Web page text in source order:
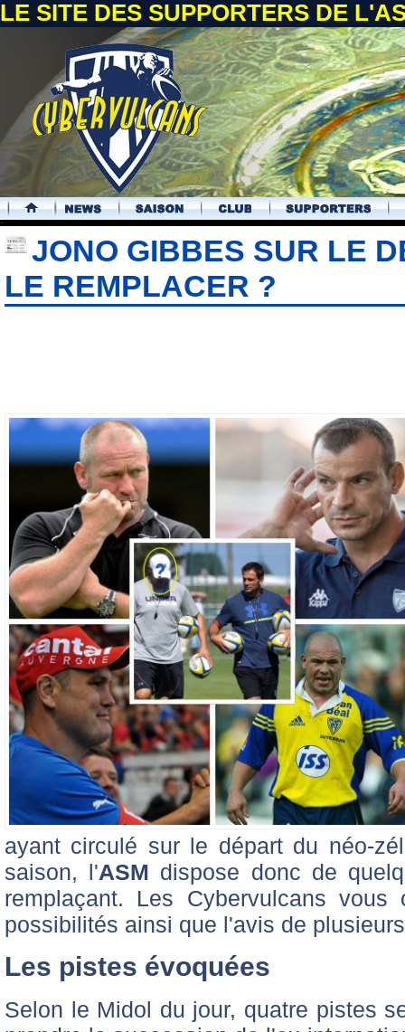
LE SITE DES SUPPORTERS DE
.
JONO GIBBES SUR LE
LE REMPLACER ?
ayant circulé sur le départ du néo-
saison, l'ASM dispose donc de
remplaçant. Les Cybervulcans
possibilités ainsi que l'avis de
Les pistes évoquées
Selon le Midol du jour, quatre pistes